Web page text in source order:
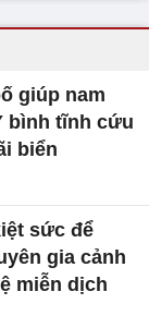
giúp nam
bình tĩnh cứu
biển
sức để
gia cảnh
miễn dịch